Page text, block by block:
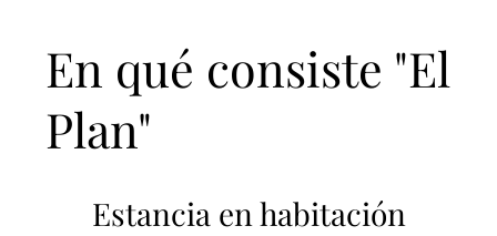
En qué consiste "El
Plan"
Estancia en habitación